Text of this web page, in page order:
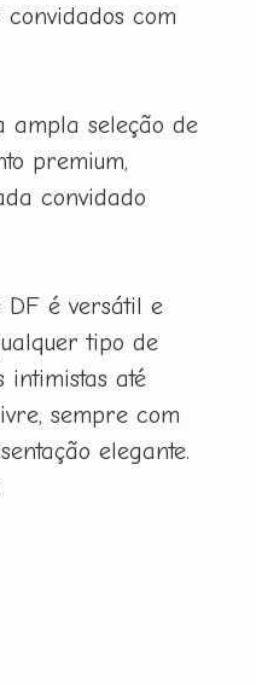
com
ampla seleção de
premium,
convidado
é versátil e
tipo de
intimistas até
sempre com
elegante.